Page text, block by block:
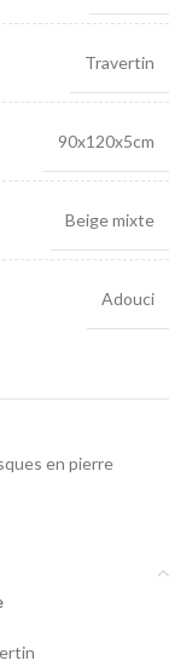
Travertin
90x120x5cm
Beige mixte
Adouci
en pierre